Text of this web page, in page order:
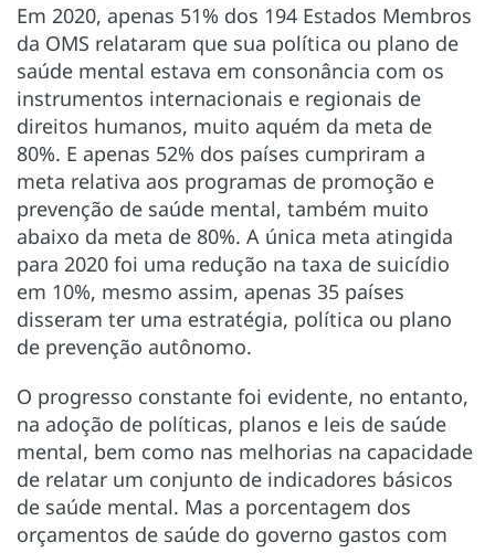
Em 2020, apenas 51% dos 194 Estados Membros
da OMS relataram que sua política ou plano de
saúde mental estava em consonância com os
instrumentos internacionais e regionais de
direitos humanos, muito aquém da meta de
80%. E apenas 52% dos países cumpriram a
meta relativa aos programas de promoção e
prevenção de saúde mental, também muito
abaixo da meta de 80%. A única meta atingida
para 2020 foi uma redução na taxa de suicídio
em 10%, mesmo assim, apenas 35 países
disseram ter uma estratégia, política ou plano
de prevenção autônomo.
O progresso constante foi evidente, no entanto,
na adoção de políticas, planos e leis de saúde
mental, bem como nas melhorias na capacidade
de relatar um conjunto de indicadores básicos
de saúde mental. Mas a porcentagem dos
orçamentos de saúde do governo gastos com